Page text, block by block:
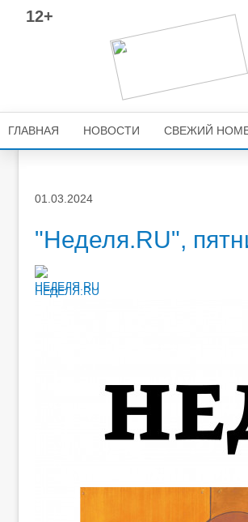
12+
ГЛАВНАЯ НОВОСТИ СВЕЖИЙ
01.03.2024
"Неделя.RU",
НЕДЕЛЯ.RU